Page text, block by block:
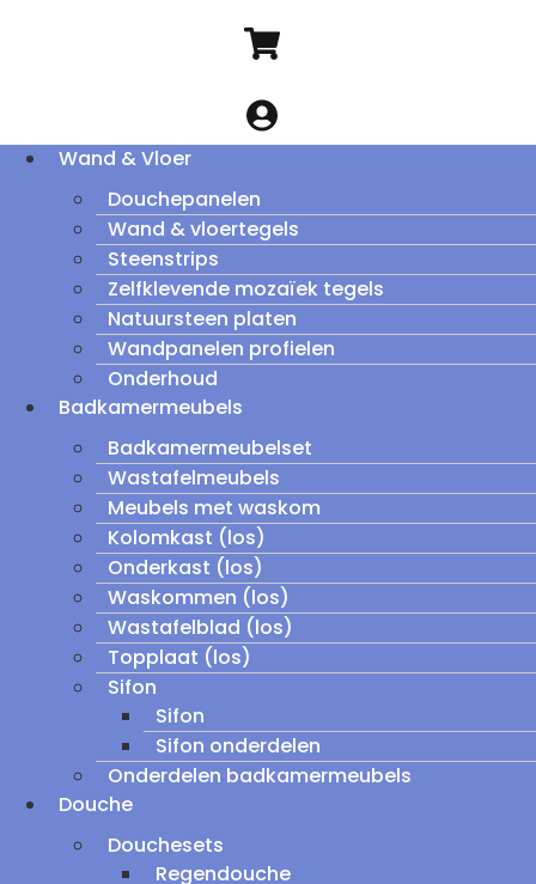
Wand & Vloer
Douchepanelen
Wand & vloertegels
Steenstrips
Zelfklevende mozaïek tegels
Natuursteen platen
Wandpanelen profielen
Onderhoud
Badkamermeubels
Badkamermeubelset
Wastafelmeubels
Meubels met waskom
Kolomkast (los)
Onderkast (los)
Waskommen (los)
Wastafelblad (los)
Topplaat (los)
Sifon
Sifon
Sifon onderdelen
Onderdelen badkamermeubels
Douche
Douchesets
Regendouche